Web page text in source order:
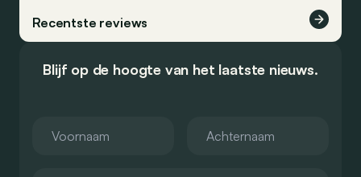
Recentste reviews
Blijf op de hoogte van het laatste nieuws.